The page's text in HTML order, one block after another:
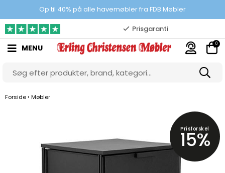
Op til 40% på alle havemøbler fra FDB Møbler
100% danskejet webshop
Prisgaranti
10.000 m2 showroom
Gratis & gode parkeringsforhold
MENU 0
Forside › Møbler
Prisforskel
15%